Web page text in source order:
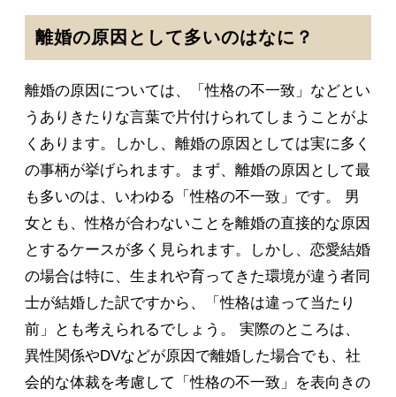
離婚の原因として多いのはなに？
離婚の原因については、「性格の不一致」などとい
うありきたりな言葉で片付けられてしまうことがよ
くあります。しかし、離婚の原因としては実に多く
の事柄が挙げられます。まず、離婚の原因として最
も多いのは、いわゆる「性格の不一致」です。 男
女とも、性格が合わないことを離婚の直接的な原因
とするケースが多く見られます。しかし、恋愛結婚
の場合は特に、生まれや育ってきた環境が違う者同
士が結婚した訳ですから、「性格は違って当たり
前」とも考えられるでしょう。 実際のところは、
異性関係やDVなどが原因で離婚した場合でも、社
会的な体裁を考慮して「性格の不一致」を表向きの